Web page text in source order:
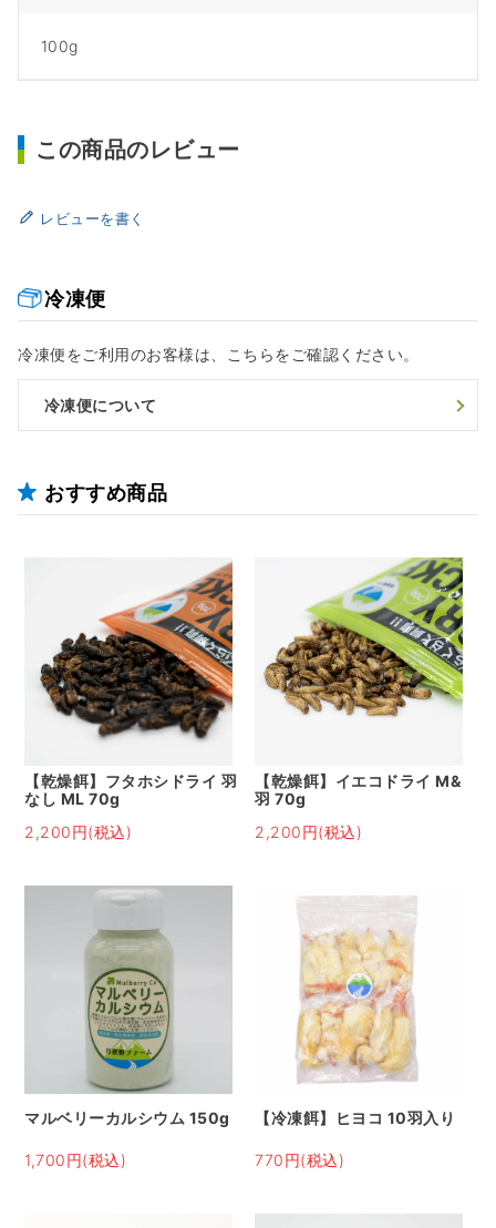
冷凍便
冷凍便をご利用のお客様は、こちらをご確認ください。
冷凍便について
おすすめ商品
【乾燥餌】フタホシドライ 羽
なし ML 70g
2,200円(税込)
【乾燥餌】イエコドライ M&
羽 70g
2,200円(税込)
マルベリーカルシウム 150g
1,700円(税込)
【冷凍餌】ヒヨコ 10羽入り
770円(税込)
100g
この商品のレビュー
レビューを書く